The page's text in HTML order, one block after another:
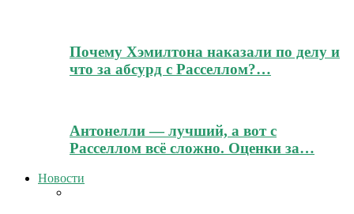
Почему Хэмилтона наказали по делу и
что за абсурд с Расселлом?…
Антонелли — лучший, а вот с
Расселлом всё сложно. Оценки за…
Новости